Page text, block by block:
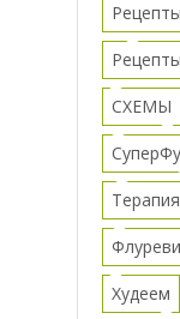
СХЕМЫ
Худеем